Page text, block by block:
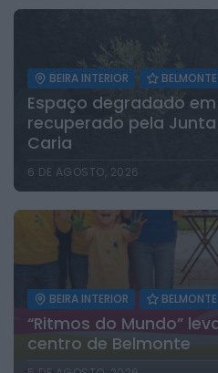
BEIRA INTERIOR BELMONTE
Espaço degradado
recuperado pela
Caria
6 DE AGOSTO, 2026
BEIRA INTERIOR BELMONTE
“Ritmos do Mundo”
centro de Belmonte